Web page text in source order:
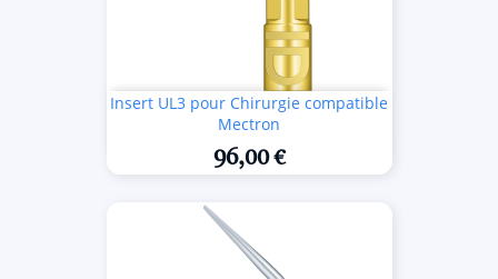
Insert UL3 pour Chirurgie compatible
Mectron
96,00 €